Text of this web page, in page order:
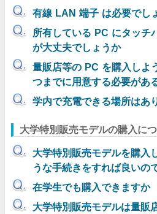
有線 LAN 端子 は必要でし
所有している PC にタッチ
が大丈夫でしょうか
量販店等の PC を購入しよ
つまでに用意する必要があ
学内で充電できる場所はあ
大学特別販売モデルの購入に
大学特別販売モデルを購入
うな手続きをすれば良いの
在学生でも購入できますか
大学特別販売モデルは量販